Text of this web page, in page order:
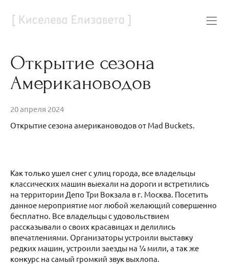
Открытие сезона
Американоводов
20 апреля 2024
Открытие сезона американоводов от Mad Buckets.
Как только ушел снег с улиц города, все владельцы
классических машин выехали на дороги и встретились
на территории Депо Три Вокзала в г. Москва. Посетить
данное мероприятие мог любой желающий совершенно
бесплатно. Все владельцы с удовольствием
рассказывали о своих красавицах и делились
впечатлениями. Организаторы устроили выставку
редких машин, устроили заезды на ¼ мили, а так же
конкурс на самый громкий звук выхлопа.